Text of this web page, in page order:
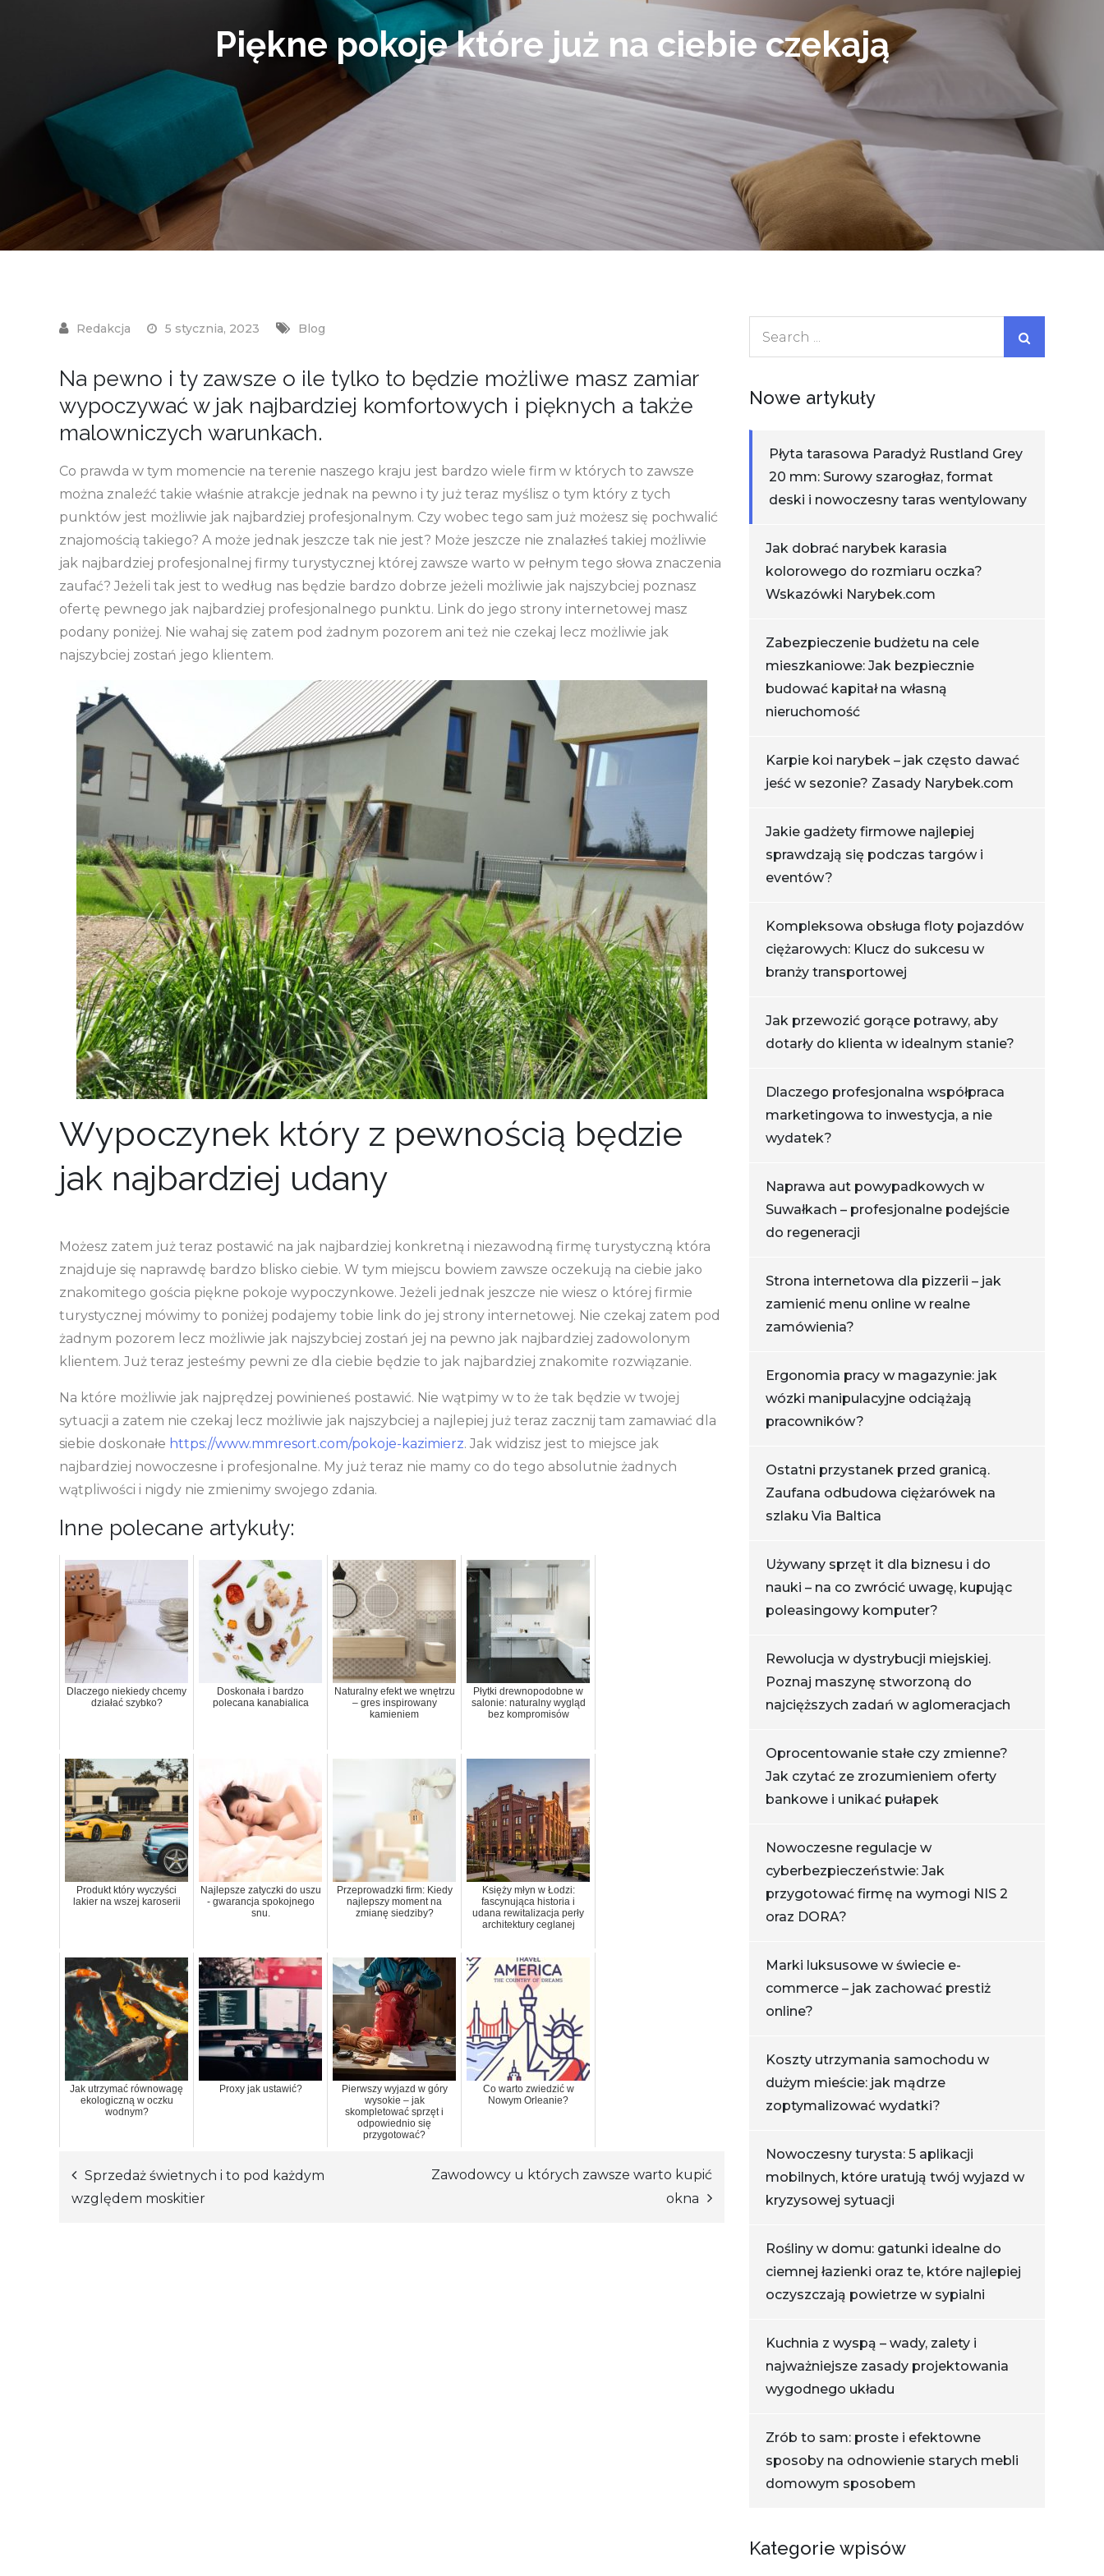
Piękne pokoje które już na ciebie czekają
5 stycznia, 2023 Blog
Na pewno i ty zawsze o ile tylko to będzie możliwe masz zamiar
wypoczywać w jak najbardziej komfortowych i pięknych a także
malowniczych warunkach.
Co prawda w tym momencie na terenie naszego kraju jest bardzo wiele firm w których to zawsze
można znaleźć takie właśnie atrakcje jednak na pewno i ty już teraz myślisz o tym który z tych
punktów jest możliwie jak najbardziej profesjonalnym. Czy wobec tego sam już możesz się pochwalić
znajomością takiego? A może jednak jeszcze tak nie jest? Może jeszcze nie znalazłeś takiej możliwie
jak najbardziej profesjonalnej firmy turystycznej której zawsze warto w pełnym tego słowa znaczenia
zaufać? Jeżeli tak jest to według nas będzie bardzo dobrze jeżeli możliwie jak najszybciej poznasz
ofertę pewnego jak najbardziej profesjonalnego punktu. Link do jego strony internetowej masz
podany poniżej. Nie wahaj się zatem pod żadnym pozorem ani też nie czekaj lecz możliwie jak
najszybciej zostań jego klientem.
Wypoczynek który z pewnością będzie
jak najbardziej udany
Możesz zatem już teraz postawić na jak najbardziej konkretną i niezawodną firmę turystyczną która
znajduje się naprawdę bardzo blisko ciebie. W tym miejscu bowiem zawsze oczekują na ciebie jako
znakomitego gościa piękne pokoje wypoczynkowe. Jeżeli jednak jeszcze nie wiesz o której firmie
turystycznej mówimy to poniżej podajemy tobie link do jej strony internetowej. Nie czekaj zatem pod
żadnym pozorem lecz możliwie jak najszybciej zostań jej na pewno jak najbardziej zadowolonym
klientem. Już teraz jesteśmy pewni ze dla ciebie będzie to jak najbardziej znakomite rozwiązanie.
Na które możliwie jak najprędzej powinieneś postawić. Nie wątpimy w to że tak będzie w twojej
sytuacji a zatem nie czekaj lecz możliwie jak najszybciej a najlepiej już teraz zacznij tam zamawiać dla
siebie doskonałe https://www.mmresort.com/pokoje-kazimierz. Jak widzisz jest to miejsce jak
najbardziej nowoczesne i profesjonalne. My już teraz nie mamy co do tego absolutnie żadnych
wątpliwości i nigdy nie zmienimy swojego zdania.
Inne polecane artykuły:
Dlaczego niekiedy chcemy
działać szybko?
Doskonała i bardzo
polecana kanabialica
Naturalny efekt we wnętrzu
– gres inspirowany
kamieniem
Płytki drewnopodobne w
salonie: naturalny wygląd
bez kompromisów
Produkt który wyczyści
lakier na wszej karoserii
Najlepsze zatyczki do uszu
- gwarancja spokojnego
snu.
Przeprowadzki firm: Kiedy
najlepszy moment na
zmianę siedziby?
Księży młyn w Łodzi:
fascynująca historia i
udana rewitalizacja perły
architektury ceglanej
Jak utrzymać równowagę
ekologiczną w oczku
wodnym?
Proxy jak ustawić?
Pierwszy wyjazd w góry
wysokie – jak
skompletować sprzęt i
odpowiednio się
przygotować?
Co warto zwiedzić w
Nowym Orleanie?
Nawigacja
Sprzedaż świetnych i to pod każdym
względem moskitier
Zawodowcy u których zawsze warto kupić
okna
Nowe artykuły
Płyta tarasowa Paradyż Rustland Grey
20 mm: Surowy szarogłaz, format
deski i nowoczesny taras wentylowany
Jak dobrać narybek karasia
kolorowego do rozmiaru oczka?
Wskazówki Narybek.com
Zabezpieczenie budżetu na cele
mieszkaniowe: Jak bezpiecznie
budować kapitał na własną
nieruchomość
Karpie koi narybek – jak często dawać
jeść w sezonie? Zasady Narybek.com
Jakie gadżety firmowe najlepiej
sprawdzają się podczas targów i
eventów?
Kompleksowa obsługa floty pojazdów
ciężarowych: Klucz do sukcesu w
branży transportowej
Jak przewozić gorące potrawy, aby
dotarły do klienta w idealnym stanie?
Dlaczego profesjonalna współpraca
marketingowa to inwestycja, a nie
wydatek?
Naprawa aut powypadkowych w
Suwałkach – profesjonalne podejście
do regeneracji
Strona internetowa dla pizzerii – jak
zamienić menu online w realne
zamówienia?
Ergonomia pracy w magazynie: jak
wózki manipulacyjne odciążają
pracowników?
Ostatni przystanek przed granicą.
Zaufana odbudowa ciężarówek na
szlaku Via Baltica
Używany sprzęt it dla biznesu i do
nauki – na co zwrócić uwagę, kupując
poleasingowy komputer?
Rewolucja w dystrybucji miejskiej.
Poznaj maszynę stworzoną do
najcięższych zadań w aglomeracjach
Oprocentowanie stałe czy zmienne?
Jak czytać ze zrozumieniem oferty
bankowe i unikać pułapek
Nowoczesne regulacje w
cyberbezpieczeństwie: Jak
przygotować firmę na wymogi NIS 2
oraz DORA?
Marki luksusowe w świecie e-
commerce – jak zachować prestiż
online?
Koszty utrzymania samochodu w
dużym mieście: jak mądrze
zoptymalizować wydatki?
Nowoczesny turysta: 5 aplikacji
mobilnych, które uratują twój wyjazd w
kryzysowej sytuacji
Rośliny w domu: gatunki idealne do
ciemnej łazienki oraz te, które najlepiej
oczyszczają powietrze w sypialni
Kuchnia z wyspą – wady, zalety i
najważniejsze zasady projektowania
wygodnego układu
Zrób to sam: proste i efektowne
sposoby na odnowienie starych mebli
domowym sposobem
Kategorie wpisów